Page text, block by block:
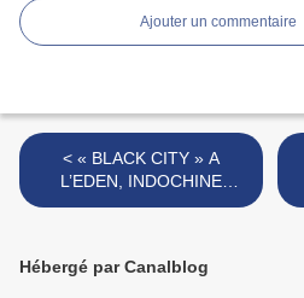
Ajouter un commentaire
< « BLACK CITY » A
L’EDEN, INDOCHINE
COMME POUR DE VRAI.
Hébergé par Canalblog